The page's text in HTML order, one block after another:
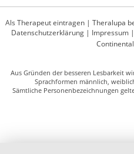
Als Therapeut eintragen | Theralupa
Datenschutzerklärung| Impressum|
Aus Gründen der besseren Lesbarkeit
Sprachformen männlich,
Sämtliche Personenbezeichnungen